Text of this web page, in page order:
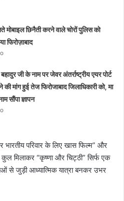
मोबाइल छिनैती करने वाले चोरों पुलिस को
फिरोज़ाबाद
जी के नाम पर जेवर अंतर्राष्ट्रीय एयर पोर्ट
मांग हुई तेज फिरोजाबाद जिलाधिकारी को, मा
सौंपा ज्ञापन
भारतीय परिवार के लिए खास फिल्म” और
मिलाकर “कृष्णा और चिट्ठी” सिर्फ एक
से जुड़ी आध्यात्मिक यात्रा बनकर उभर